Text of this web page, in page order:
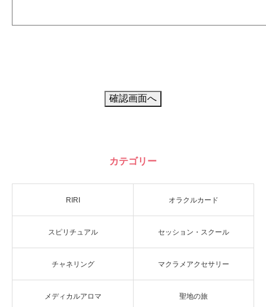
カテゴリー
RIRI オラクルカード
スピリチュアル セッション・スクール
チャネリング マクラメアクセサリー
メディカルアロマ 聖地の旅